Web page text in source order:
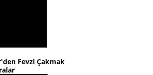
Fevzi Çakmak